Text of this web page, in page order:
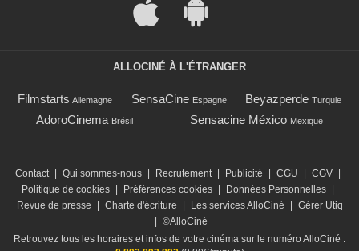
ALLOCINÉ À L'ÉTRANGER
Filmstarts Allemagne SensaCine Espagne Beyazperde Turquie
AdoroCinema Brésil Sensacine México Mexique
Contact Qui sommes-nous Recrutement Publicité CGU CGV
Politique de cookies
Préférences cookies Données Personnelles
Revue de presse
Charte d'écriture Les services AlloCiné
Gérer Utiq
©AlloCiné
Retrouvez tous les horaires et infos de votre cinéma sur le numéro AlloCiné :